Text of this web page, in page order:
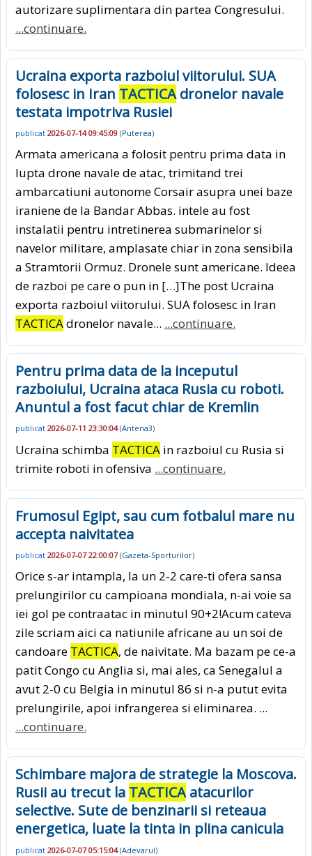
autorizare suplimentara din partea Congresului.
...continuare.
Ucraina exporta razboiul viitorului. SUA
folosesc in Iran TACTICAdronelor navale
testata impotriva Rusiei
publicat 2026-07-14 09:45:09 (Puterea)
Armata americana a folosit pentru prima data in
lupta drone navale de atac, trimitand trei
ambarcatiuni autonome Corsair asupra unei baze
iraniene de la Bandar Abbas. intele au fost
instalatii pentru intretinerea submarinelor si
navelor militare, amplasate chiar in zona sensibila
a Stramtorii Ormuz. Dronele sunt americane. Ideea
de razboi pe care o pun in […]The post Ucraina
exporta razboiul viitorului. SUA folosesc in Iran
TACTICAdronelor navale... ...continuare.
Pentru prima data de la inceputul
razboiului, Ucraina ataca Rusia cu roboti.
Anuntul a fost facut chiar de Kremlin
publicat 2026-07-11 23:30:04(Antena3)
Ucraina schimba TACTICA in razboiul cu Rusia si
trimite roboti in ofensiva ...continuare.
Frumosul Egipt, sau cum fotbalul mare nu
accepta naivitatea
publicat 2026-07-07 22:00:07(Gazeta-Sporturilor)
Orice s-ar intampla, la un 2-2 care-ti ofera sansa
prelungirilor cu campioana mondiala, n-ai voie sa
iei gol pe contraatac in minutul 90+2!Acum cateva
zile scriam aici ca natiunile africane au un soi de
candoare TACTICA, de naivitate. Ma bazam pe ce-a
patit Congo cu Anglia si, mai ales, ca Senegalul a
avut 2-0 cu Belgia in minutul 86 si n-a putut evita
prelungirile, apoi infrangerea si eliminarea. ...
...continuare.
Schimbare majora de strategie la Moscova.
Rusii au trecut la TACTICAatacurilor
selective. Sute de benzinarii si reteaua
energetica, luate la tinta in plina canicula
publicat 2026-07-07 05:15:04(Adevarul)